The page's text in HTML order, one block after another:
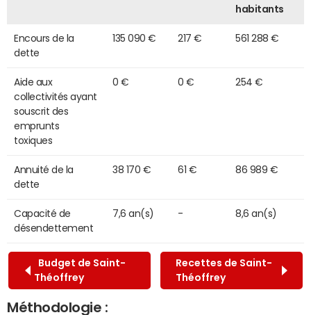
habitants
Encours de la
dette
135 090 € 217 € 561 288 €
Aide aux
collectivités ayant
souscrit des
emprunts
toxiques
0 € 0 € 254 €
Annuité de la
dette
38 170 € 61 € 86 989 €
Capacité de
désendettement
7,6 an(s) - 8,6 an(s)
Budget de Saint-
Théoffrey
Recettes de Saint-
Théoffrey
Méthodologie :